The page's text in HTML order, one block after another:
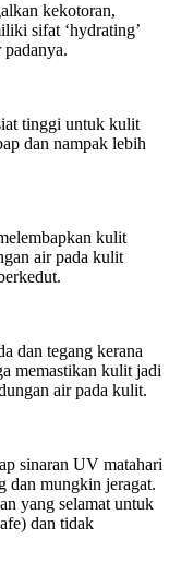
kekotoran,
sifat ‘hydrating’
tinggi untuk kulit
dan nampak lebih
kulit
air pada kulit
dan tegang kerana
memastikan kulit jadi
air pada kulit.
sinaran UV matahari
dan mungkin jeragat.
yang selamat untuk
dan tidak